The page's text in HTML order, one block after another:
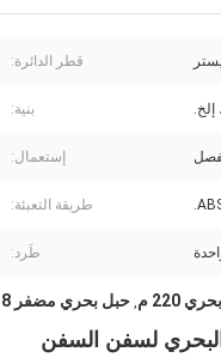
قطر الدائرة:
إلخ. بنية:
إستعمال:
طريقة التعبئة:
طَرد:
220 م , حبل بحري مضفر 8 ستراند